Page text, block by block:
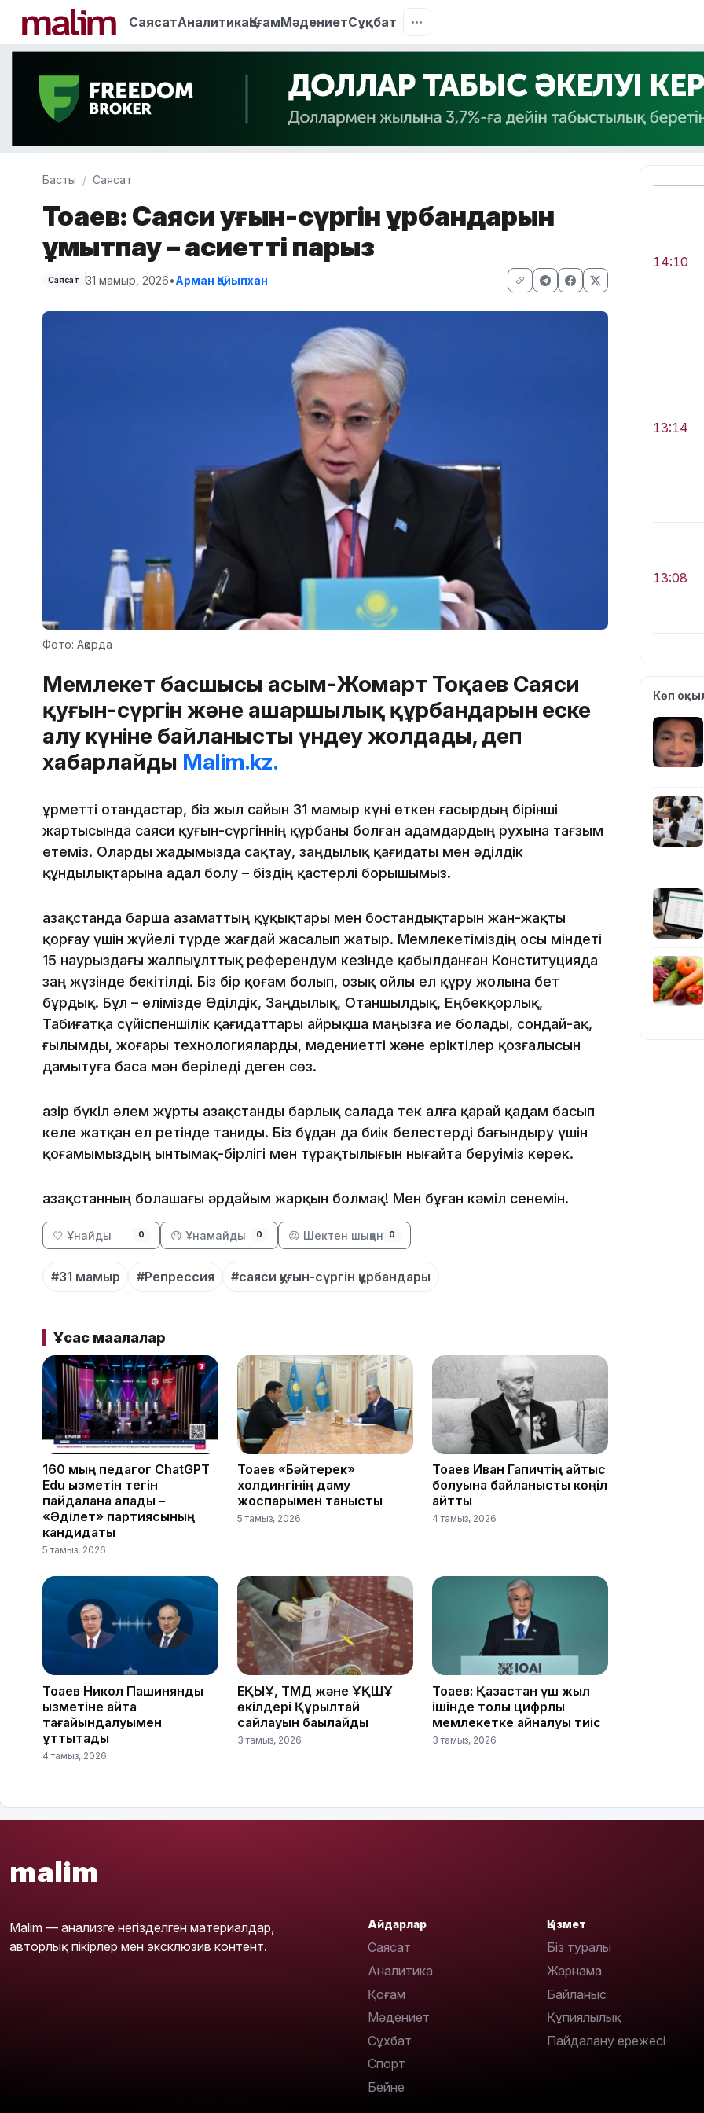
СаясатАналитикаҚоғамМәдениетСұқбат
Басты Саясат
Тоқаев: Саяси қуғын-сүргін құрбандарын
ұмытпау – қасиетті парыз
Саясат 31 мамыр, 2026•Арман Қайыпхан
Фото: Ақорда
Мемлекет басшысы Қасым-Жомарт Тоқаев Саяси
қуғын-сүргін және ашаршылық құрбандарын еске
алу күніне байланысты үндеу жолдады, деп
хабарлайды Malim.kz.
Құрметті отандастар, біз жыл сайын 31 мамыр күні өткен ғасырдың бірінші
жартысында саяси қуғын-сүргіннің құрбаны болған адамдардың рухына тағзым
етеміз. Оларды жадымызда сақтау, заңдылық қағидаты мен әділдік
құндылықтарына адал болу – біздің қастерлі борышымыз.
Қазақстанда барша азаматтың құқықтары мен бостандықтарын жан-жақты
қорғау үшін жүйелі түрде жағдай жасалып жатыр. Мемлекетіміздің осы міндеті
15 наурыздағы жалпыұлттық референдум кезінде қабылданған Конституцияда
заң жүзінде бекітілді. Біз бір қоғам болып, озық ойлы ел құру жолына бет
бұрдық. Бұл – елімізде Әділдік, Заңдылық, Отаншылдық, Еңбекқорлық,
Табиғатқа сүйіспеншілік қағидаттары айрықша маңызға ие болады, сондай-ақ,
ғылымды, жоғары технологияларды, мәдениетті және еріктілер қозғалысын
дамытуға баса мән беріледі деген сөз.
Қазір бүкіл әлем жұрты Қазақстанды барлық салада тек алға қарай қадам басып
келе жатқан ел ретінде таниды. Біз бұдан да биік белестерді бағындыру үшін
қоғамымыздың ынтымақ-бірлігі мен тұрақтылығын нығайта беруіміз керек.
Қазақстанның болашағы әрдайым жарқын болмақ! Мен бұған кәміл сенемін.
🤍 Ұнайды 0 😞 Ұнамайды 0 😡 Шектен шыққан 0
#31 мамыр #Репрессия #саяси қуғын-сүргін құрбандары
Ұқсас мақалалар
160 мың педагог ChatGPT
Edu қызметін тегін
пайдалана алады –
«Әділет» партиясының
кандидаты
5 тамыз, 2026
Тоқаев «Бәйтерек»
холдингінің даму
жоспарымен танысты
5 тамыз, 2026
Тоқаев Иван Гапичтің қайтыс
болуына байланысты көңіл
айтты
4 тамыз, 2026
Тоқаев Никол Пашинянды
қызметіне қайта
тағайындалуымен
құттықтады
4 тамыз, 2026
ЕҚЫҰ, ТМД және ҰҚШҰ
өкілдері Құрылтай
сайлауын бақылайды
3 тамыз, 2026
Тоқаев: Қазақстан үш жыл
ішінде толық цифрлық
мемлекетке айналуы тиіс
3 тамыз, 2026
14:10
13:14
13:08
12:35
12:17
11:23
Көп
malim
Malim — анализге негізделген материалдар,
авторлық пікірлер мен эксклюзив контент.
Айдарлар
Саясат
Аналитика
Қоғам
Мәдениет
Сұхбат
Спорт
Бейне
Қызмет
Біз туралы
Жарнама
Байланыс
Құпиялылық
Пайдалану ережесі